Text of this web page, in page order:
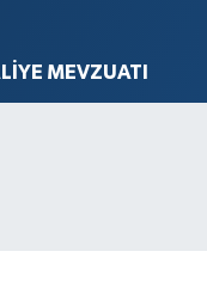
MEVZUATI